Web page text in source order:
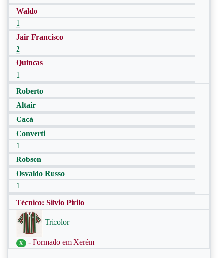
Waldo
1
Jair Francisco
2
Quincas
1
Roberto
Altair
Cacá
Converti
1
Robson
Osvaldo Russo
1
Técnico: Silvio Pirilo
Tricolor
X - Formado em Xerém